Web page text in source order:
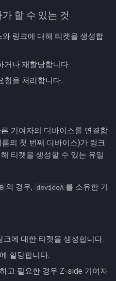
할 수 있는 것
링크에 대해 티켓을 생성합
거나 재할당합니다.
청을 처리합니다.
기여자의 디바이스를 연결합
의 첫 번째 디바이스)가 링크
티켓을 생성할 수 있는 유일
의 경우, deviceA 를 소유한 기
에 대한 티켓을 생성합니다.
할당합니다.
고 필요한 경우 Z-side 기여자